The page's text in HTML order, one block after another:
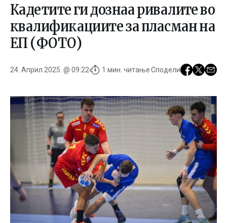
Кадетите ги дознаа ривалите во
квалификациите за пласман на
ЕП (ФОТО)
24. Април 2025. @ 09:22 1 мин. читањеСподели